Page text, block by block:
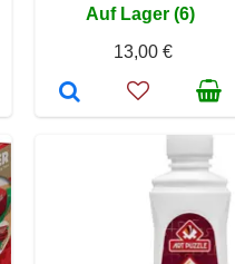
Auf Lager (6)
13,00 €